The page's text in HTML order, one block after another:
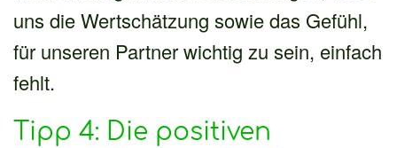
uns die Wertschätzung sowie das Gefühl,
für unseren Partner wichtig zu sein, einfach
fehlt.
Tipp 4: Die positiven